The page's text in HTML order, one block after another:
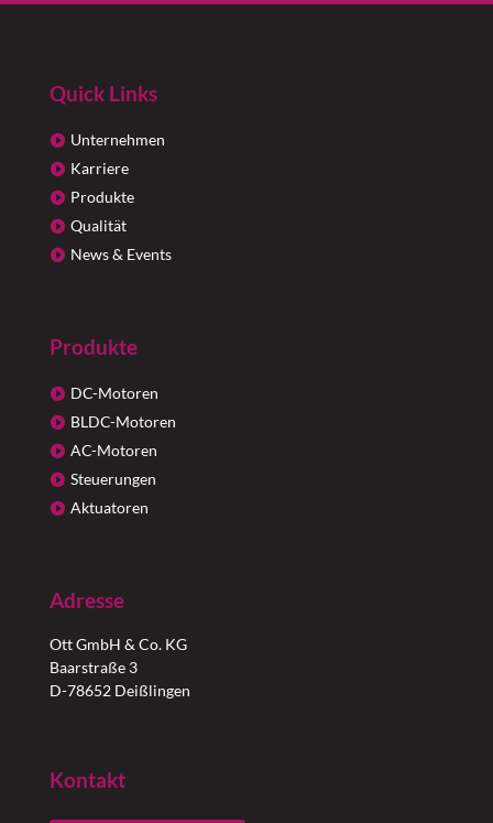
Quick Links
Unternehmen
Karriere
Produkte
Qualität
News & Events
Produkte
DC-Motoren
BLDC-Motoren
AC-Motoren
Steuerungen
Aktuatoren
Adresse
Ott GmbH & Co. KG
Baarstraße 3
D-78652 Deißlingen
Kontakt